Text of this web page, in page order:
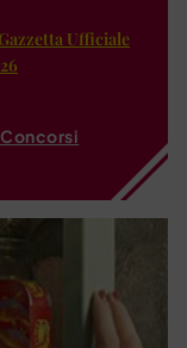
Ufficiale